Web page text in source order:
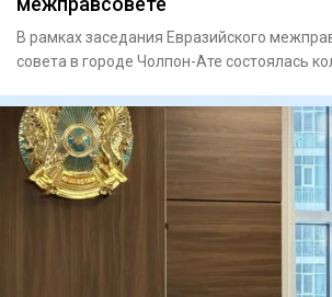
В рамках заседания Евразийского
совета в городе Чолпон-Ате состоялась